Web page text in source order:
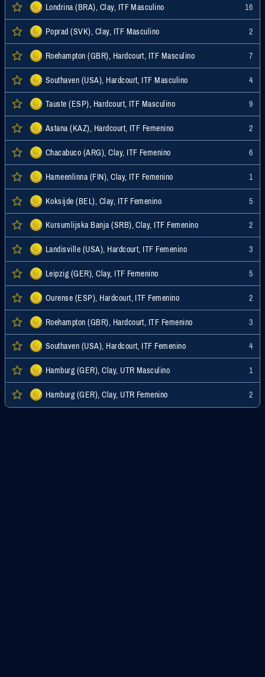
Londrina (BRA), Clay, ITF Masculino 16
Poprad (SVK), Clay, ITF Masculino 2
Roehampton (GBR), Hardcourt, ITF Masculino 7
Southaven (USA), Hardcourt, ITF Masculino 4
Tauste (ESP), Hardcourt, ITF Masculino 9
Astana (KAZ), Hardcourt, ITF Femenino 2
Chacabuco (ARG), Clay, ITF Femenino 6
Hameenlinna (FIN), Clay, ITF Femenino 1
Koksijde (BEL), Clay, ITF Femenino 5
Kursumlijska Banja (SRB), Clay, ITF Femenino 2
Landisville (USA), Hardcourt, ITF Femenino 3
Leipzig (GER), Clay, ITF Femenino 5
Ourense (ESP), Hardcourt, ITF Femenino 2
Roehampton (GBR), Hardcourt, ITF Femenino 3
Southaven (USA), Hardcourt, ITF Femenino 4
Hamburg (GER), Clay, UTR Masculino 1
Hamburg (GER), Clay, UTR Femenino 2